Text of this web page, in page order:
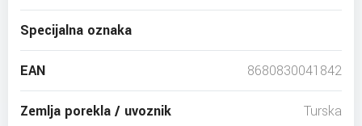
Specijalna oznaka
EAN 8680830041842
Zemlja porekla / uvoznik Turska